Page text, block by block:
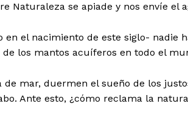
Naturaleza se apiade y nos envíe el
el nacimiento de este siglo- nadie
los mantos acuíferos en todo el
de mar, duermen el sueño de los
Ante esto, ¿cómo reclama la